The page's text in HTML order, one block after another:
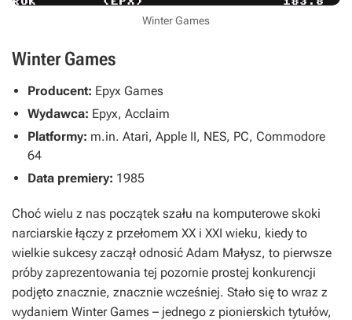
Winter Games
Winter Games
Producent: Epyx Games
Wydawca: Epyx, Acclaim
Platformy: m.in. Atari, Apple II, NES, PC, Commodore
64
Data premiery: 1985
Choć wielu z nas początek szału na komputerowe skoki
narciarskie łączy z przełomem XX i XXI wieku, kiedy to
wielkie sukcesy zaczął odnosić Adam Małysz, to pierwsze
próby zaprezentowania tej pozornie prostej konkurencji
podjęto znacznie, znacznie wcześniej. Stało się to wraz z
wydaniem Winter Games – jednego z pionierskich tytułów,